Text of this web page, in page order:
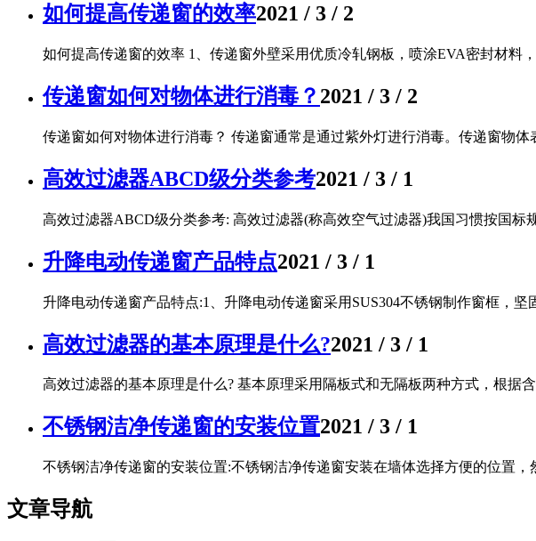
如何提高传递窗的效率2021 / 3 / 2
如何提高传递窗的效率 1、传递窗外壁采用优质冷轧钢板，喷涂EVA密封材料
传递窗如何对物体进行消毒？ 2021 / 3 / 2
传递窗如何对物体进行消毒？ 传递窗通常是通过紫外灯进行消毒。传递窗物
高效过滤器ABCD级分类参考2021 / 3 / 1
高效过滤器ABCD级分类参考: 高效过滤器(称高效空气过滤器)我国习惯按国
升降电动传递窗产品特点2021 / 3 / 1
升降电动传递窗产品特点:1、升降电动传递窗采用SUS304不锈钢制作窗框，
高效过滤器的基本原理是什么?2021 / 3 / 1
高效过滤器的基本原理是什么? 基本原理采用隔板式和无隔板两种方式，根
不锈钢洁净传递窗的安装位置2021 / 3 / 1
不锈钢洁净传递窗的安装位置:不锈钢洁净传递窗安装在墙体选择方便的位置
文章导航